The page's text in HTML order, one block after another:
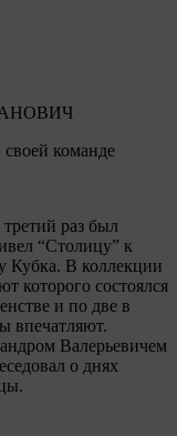
команде
раз был
“Столицу” к
Кубка. В коллекции
которого состоялся
и по две в
впечатляют.
Валерьевичем
о днях